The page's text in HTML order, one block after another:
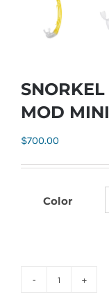
MOD
$700.00
Color